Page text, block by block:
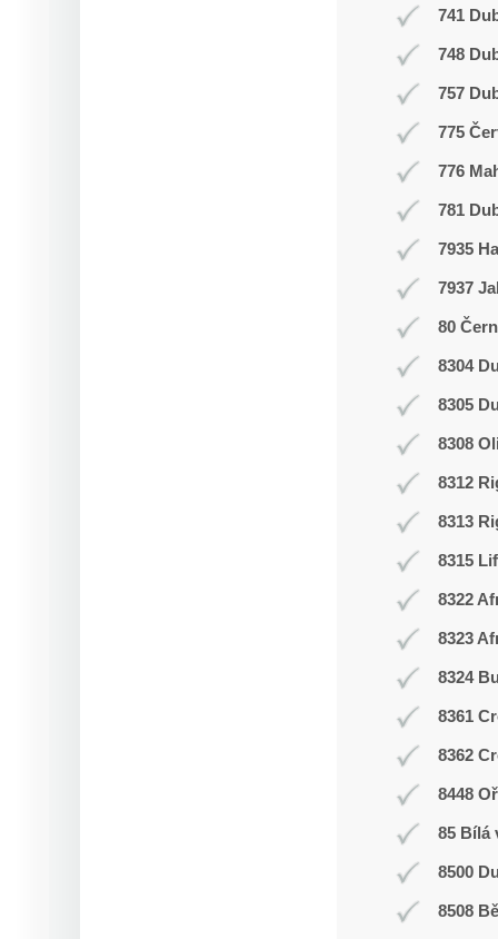
741
748
757
775
776
781
7935
7937
80
8304
8305
8308
8312
8313
8315
8322
8323
8324
8361
8362
8448
85 Bílá
8500
8508